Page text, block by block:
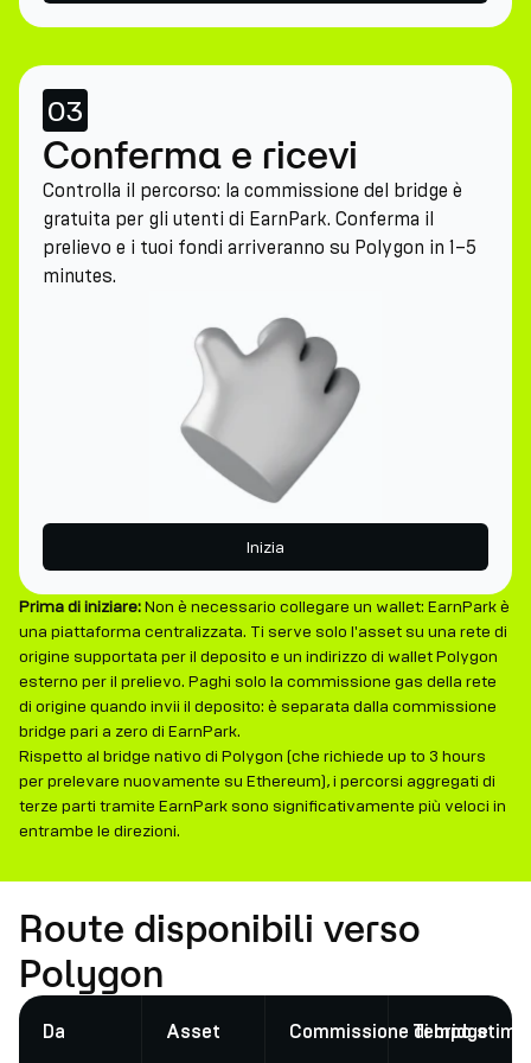
03
Conferma e ricevi
Controlla il percorso: la commissione del bridge è
gratuita per gli utenti di EarnPark. Conferma il
prelievo e i tuoi fondi arriveranno su Polygon in 1–5
minutes.
Inizia
Prima di iniziare:Non è necessario collegare un wallet: EarnPark è
una piattaforma centralizzata. Ti serve solo l'asset su una rete di
origine supportata per il deposito e un indirizzo di wallet Polygon
esterno per il prelievo. Paghi solo la commissione gas della rete
di origine quando invii il deposito: è separata dalla commissione
bridge pari a zero di EarnPark.
Rispetto al bridge nativo di Polygon (che richiede up to 3 hours
per prelevare nuovamente su Ethereum), i percorsi aggregati di
terze parti tramite EarnPark sono significativamente più veloci in
entrambe le direzioni.
Route disponibili verso
Polygon
Da Asset Commissione di bridge
Tempo